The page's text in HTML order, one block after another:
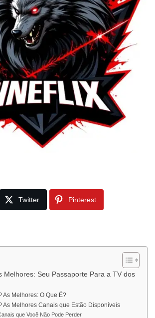
Twitter Pinterest
Melhores: Seu Passaporte Para a TV dos
As Melhores: O Que É?
As Melhores Canais que Estão Disponíveis
que Você Não Pode Perder